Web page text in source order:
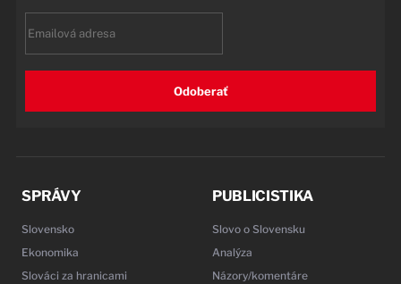
Odoberať
SPRÁVY
Slovensko
Ekonomika
Slováci za hranicami
PUBLICISTIKA
Slovo o Slovensku
Analýza
Názory/komentáre